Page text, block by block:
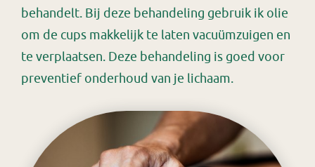
behandelt. Bij deze behandeling gebruik ik olie
om de cups makkelijk te laten vacuümzuigen en
te verplaatsen. Deze behandeling is goed voor
preventief onderhoud van je lichaam.